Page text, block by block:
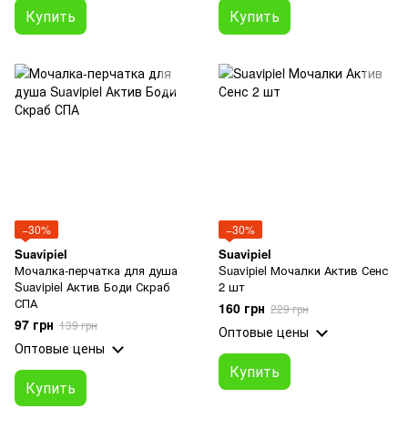
Купить Купить
−30%
Suavipiel
Мочалка-перчатка для душа
Suavipiel Актив Боди Скраб
СПА
97 грн 139 грн
Оптовые цены
Купить
−30%
Suavipiel
Suavipiel Мочалки Актив Сенс
2 шт
160 грн 229 грн
Оптовые цены
Купить